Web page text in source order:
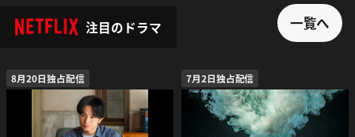
注目のドラマ 一覧へ
8月20日独占配信 7月2日独占配信